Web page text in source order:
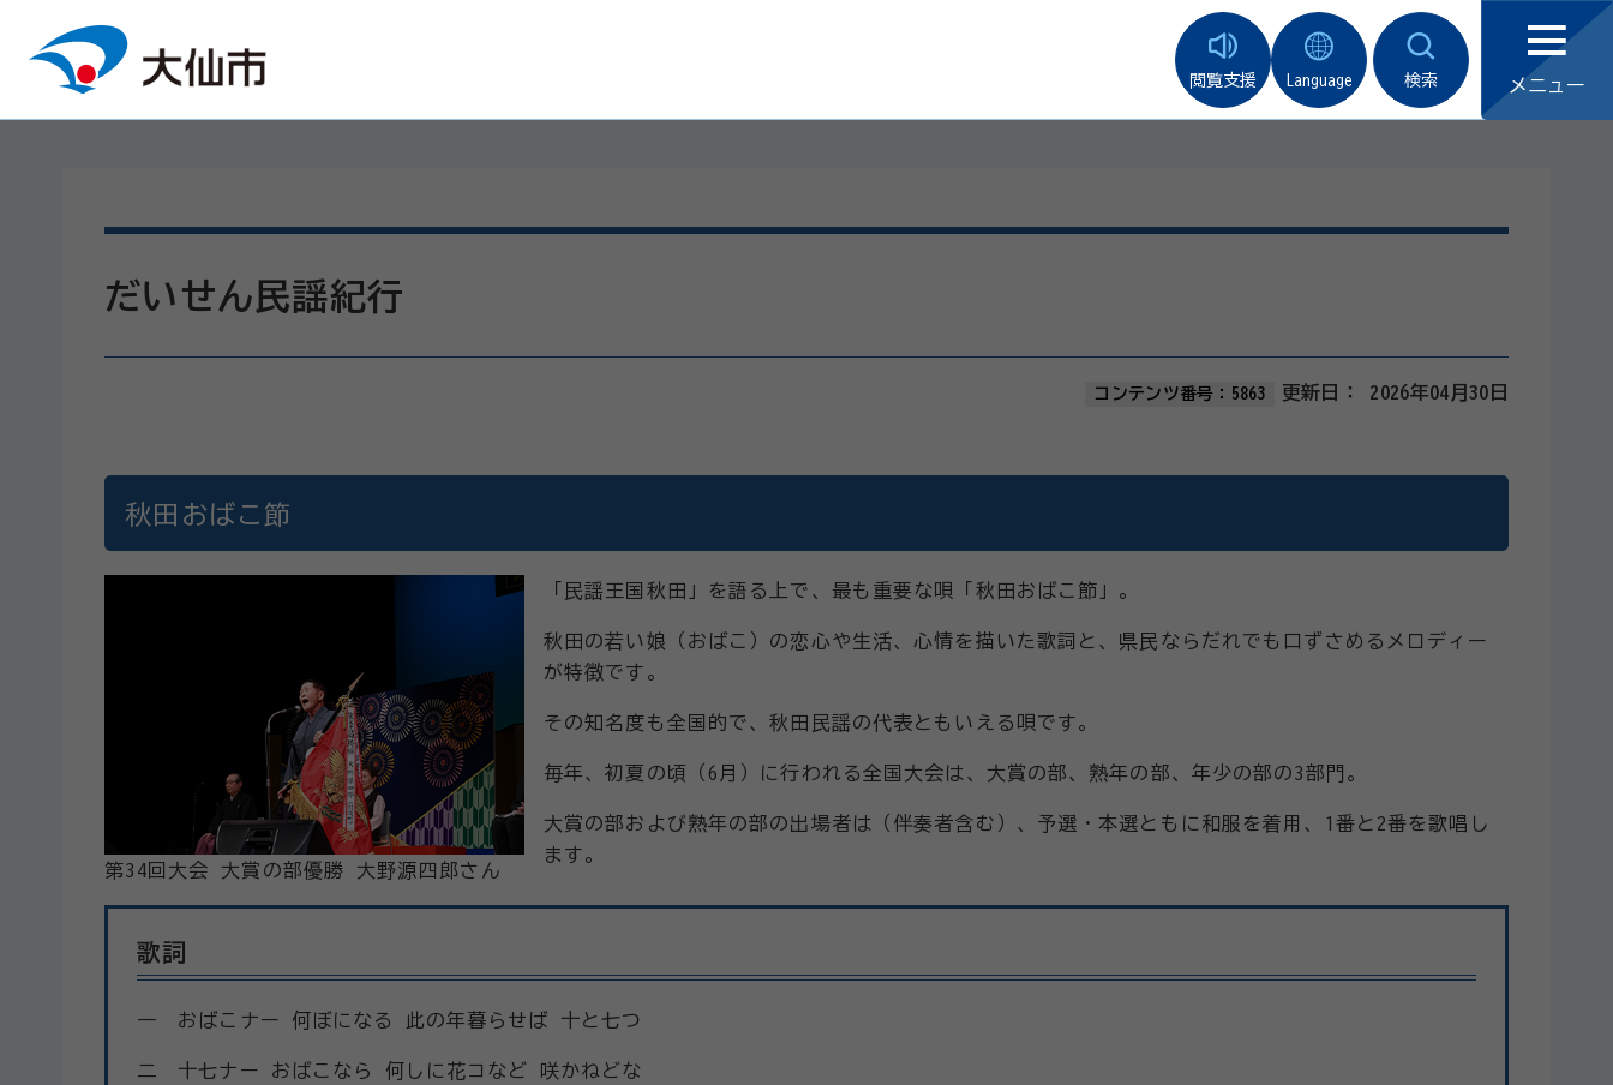
メニュー
検索
閲覧支援 Language
だいせん民謡紀行
コンテンツ番号：5863 更新日： 2026年04月30日
秋田おばこ節
第34回大会 大賞の部優勝 大野源四郎さん
「民謡王国秋田」を語る上で、最も重要な唄「秋田おばこ節」。
秋田の若い娘（おばこ）の恋心や生活、心情を描いた歌詞と、県民ならだれでも口ずさめるメロディー
が特徴です。
その知名度も全国的で、秋田民謡の代表ともいえる唄です。
毎年、初夏の頃（6月）に行われる全国大会は、大賞の部、熟年の部、年少の部の3部門。
大賞の部および熟年の部の出場者は（伴奏者含む）、予選・本選ともに和服を着用、1番と2番を歌唱し
ます。
歌詞
一 おばこナー 何ぼになる 此の年暮らせば 十と七つ
二 十七ナー おばこなら 何しに花コなど 咲かねどな